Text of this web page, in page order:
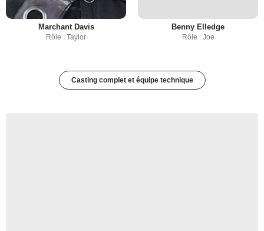
Marchant Davis
Rôle : Taylor
Benny Elledge
Rôle : Joe
Casting complet et équipe technique